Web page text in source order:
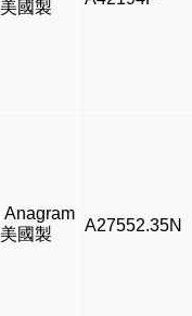
美國製
Anagram
美國製
A27552.35N